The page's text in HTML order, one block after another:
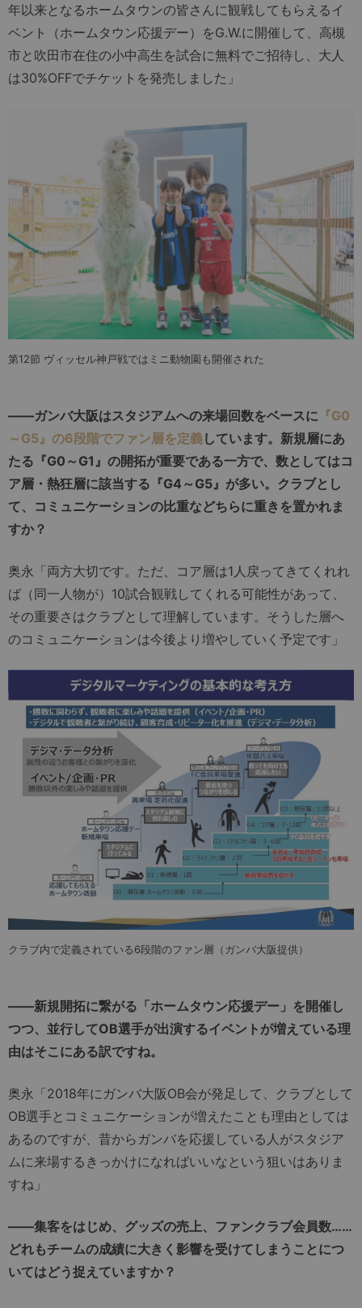
年以来となるホームタウンの皆さんに観戦してもらえるイ
ベント（ホームタウン応援デー）をG.W.に開催して、高槻
市と吹田市在住の小中高生を試合に無料でご招待し、大人
は30%OFFでチケットを発売しました」
第12節 ヴィッセル神戸戦ではミニ動物園も開催された
――ガンバ大阪はスタジアムへの来場回数をベースに 『G0
～G5』の6段階でファン層を定義しています。新規層にあ
たる『G0～G1』の開拓が重要である一方で、数としてはコ
ア層・熱狂層に該当する『G4～G5』が多い。クラブとし
て、コミュニケーションの比重などちらに重きを置かれま
すか？
奥永「両方大切です。ただ、コア層は1人戻ってきてくれれ
ば（同一人物が）10試合観戦してくれる可能性があって、
その重要さはクラブとして理解しています。そうした層へ
のコミュニケーションは今後より増やしていく予定です」
クラブ内で定義されている6段階のファン層（ガンバ大阪提供）
――新規開拓に繋がる「ホームタウン応援デー」を開催し
つつ、並行してOB選手が出演するイベントが増えている理
由はそこにある訳ですね。
奥永「2018年にガンバ大阪OB会が発足して、クラブとして
OB選手とコミュニケーションが増えたことも理由としては
あるのですが、昔からガンバを応援している人がスタジア
ムに来場するきっかけになればいいなという狙いはありま
すね」
――集客をはじめ、グッズの売上、ファンクラブ会員数……
どれもチームの成績に大きく影響を受けてしまうことにつ
いてはどう捉えていますか？